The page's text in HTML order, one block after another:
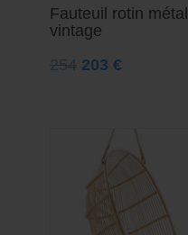
Fauteuil rotin métal
vintage
254 203 €